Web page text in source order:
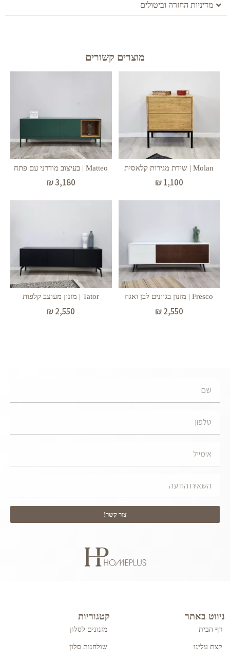
מדיניות החזרה וביטולים
מוצרים קשורים
Molan | שידת מגירות קלאסית
₪1,100
Matteo | בעיצוב מודרני עם פתח
₪3,180
Fresco | מזנון בגוונים לבן ואגוז
₪2,550
Tator | מזנון מעוצב קלפות
₪2,550
צור קשר!
ניווט באתר
דף הבית
קצת עלינו
קטגוריות
מזנונים לסלון
שולחנות סלון